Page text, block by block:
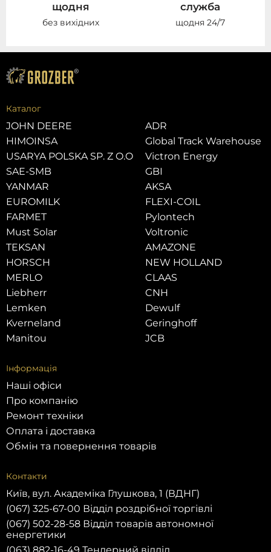
щодня
без вихідних
служба
щодня 24/7
Каталог
JOHN DEERE
HIMOINSA
USARYA POLSKA SP. Z O.O
SAE-SMB
YANMAR
EUROMILK
FARMET
Must Solar
TEKSAN
HORSCH
MERLO
Liebherr
Lemken
Kverneland
Manitou
ADR
Global Track Warehouse
Victron Energy
GBI
AKSA
FLEXI-COIL
Pylontech
Voltronic
AMAZONE
NEW HOLLAND
CLAAS
CNH
Dewulf
Geringhoff
JCB
Інформація
Наші офіси
Про компанію
Ремонт техніки
Оплата і доставка
Обмін та повернення товарів
Контакти
Київ, вул. Академіка Глушкова, 1 (ВДНГ)
(067) 325-67-00 Відділ роздрібної торгівлі
(067) 502-28-58 Відділ товарів автономної
енергетики